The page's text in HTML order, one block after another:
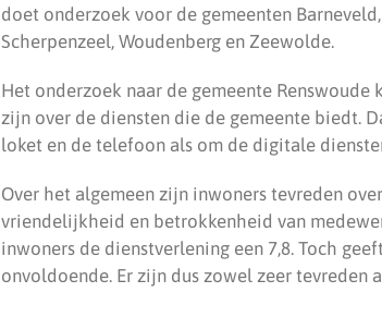
doet onderzoek voor de gemeenten
Scherpenzeel, Woudenberg en Zeewolde.
Het onderzoek naar de gemeente
zijn over de diensten die de gemeente biedt.
loket en de telefoon als om de digitale
Over het algemeen zijn inwoners tevreden
vriendelijkheid en betrokkenheid van
inwoners de dienstverlening een 7,8. Toch
onvoldoende. Er zijn dus zowel zeer tevreden